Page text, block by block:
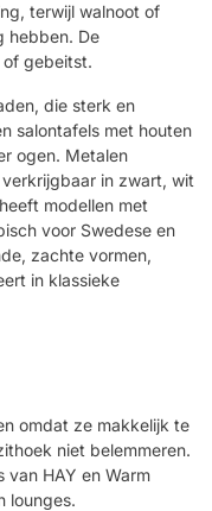
terwijl walnoot of
hebben. De
gebeitst.
die sterk en
salontafels met houten
ogen. Metalen
in zwart, wit
modellen met
voor Swedese en
zachte vormen,
in klassieke
omdat ze makkelijk te
niet belemmeren.
van HAY en Warm
lounges.